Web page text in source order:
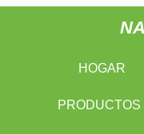
HOGAR
PRODUCTOS